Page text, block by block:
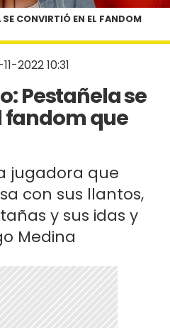
2022 10:31
Pestañela se
fandom que
jugadora que
con sus llantos,
y sus idas y
Medina
CONVIRTIÓ EN EL FANDOM